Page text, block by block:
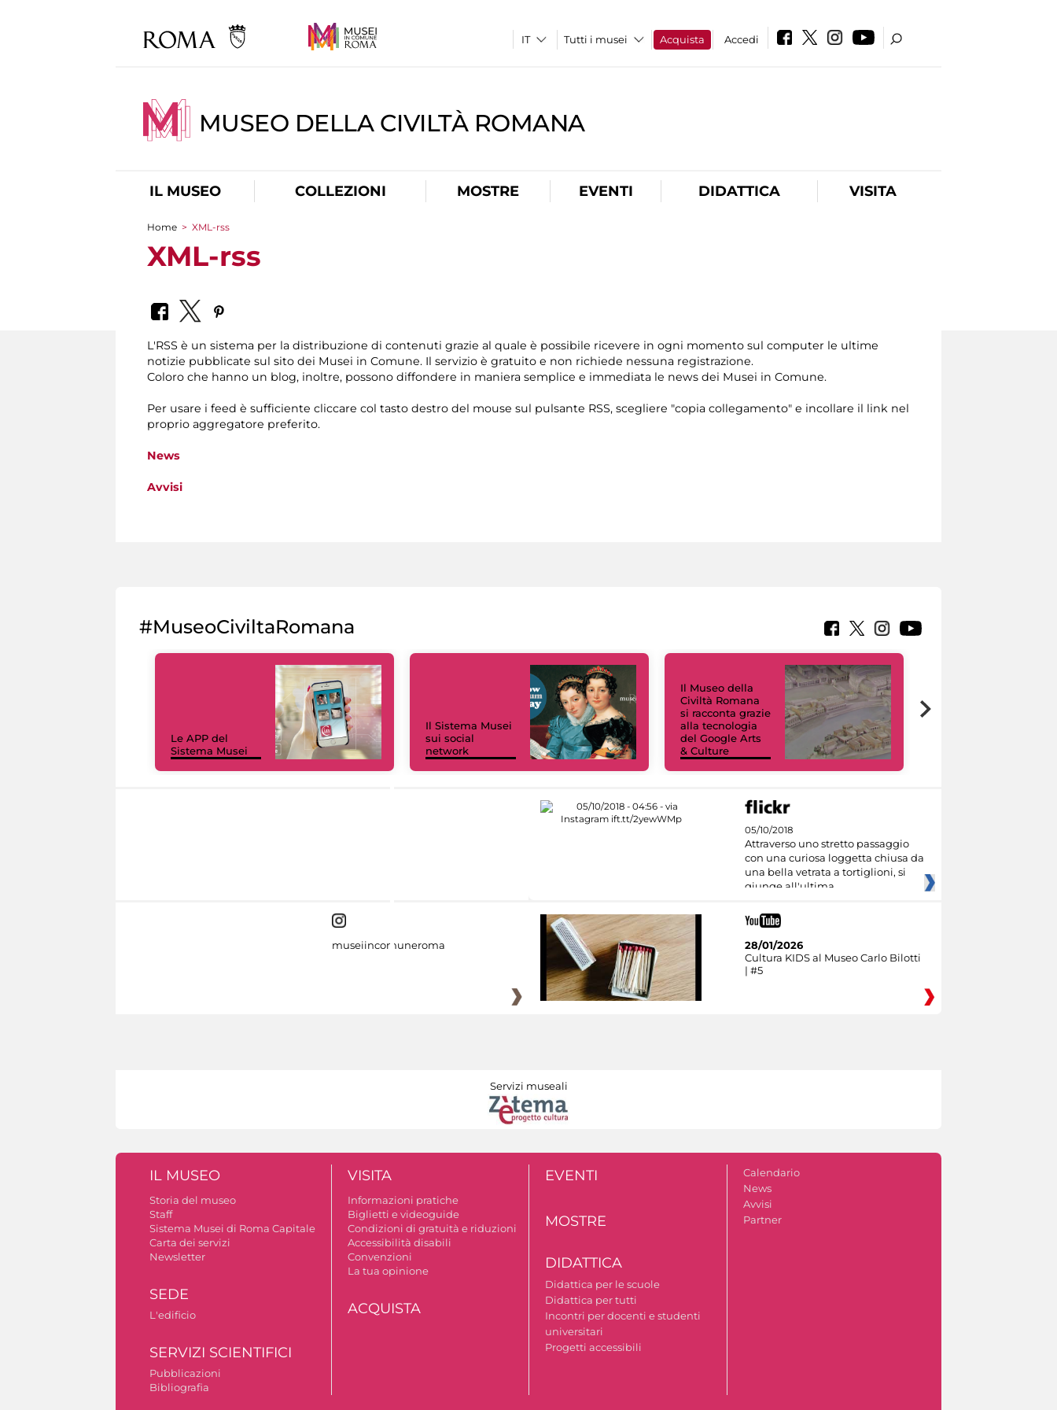
Tutti i musei Acquista Accedi
MUSEO DELLA CIVILTÀ ROMANA
IL MUSEO COLLEZIONI MOSTRE EVENTI DIDATTICA VISITA
Tu sei qui
Home > XML-rss
XML-rss
L'RSS è un sistema per la distribuzione di contenuti grazie al quale è possibile ricevere in ogni momento sul computer le ultime
notizie pubblicate sul sito dei Musei in Comune. Il servizio è gratuito e non richiede nessuna registrazione.
Coloro che hanno un blog, inoltre, possono diffondere in maniera semplice e immediata le news dei Musei in Comune.
Per usare i feed è sufficiente cliccare col tasto destro del mouse sul pulsante RSS, scegliere "copia collegamento" e incollare il link nel
proprio aggregatore preferito.
News
Avvisi
#MuseoCiviltaRomana
Le APP del
Sistema Musei
Il Sistema Musei
sui social
network
Il Museo della
Civiltà Romana
si racconta grazie
alla tecnologia
del Google Arts
& Culture
05/10/2018
Attraverso uno stretto passaggio
con una curiosa loggetta chiusa da
una bella vetrata a tortiglioni, si
giunge all'ultima
museiincomuneroma
28/01/2026
Cultura KIDS al Museo Carlo Bilotti
| #5
Servizi museali
IL MUSEO
Storia del museo
Staff
Sistema Musei di Roma Capitale
Carta dei servizi
Newsletter
SEDE
L'edificio
SERVIZI SCIENTIFICI
Pubblicazioni
Bibliografia
VISITA
Informazioni pratiche
Biglietti e videoguide
Condizioni di gratuità e riduzioni
Accessibilità disabili
Convenzioni
La tua opinione
ACQUISTA
EVENTI
MOSTRE
DIDATTICA
Didattica per le scuole
Didattica per tutti
Incontri per docenti e studenti
universitari
Progetti accessibili
Calendario
News
Avvisi
Partner